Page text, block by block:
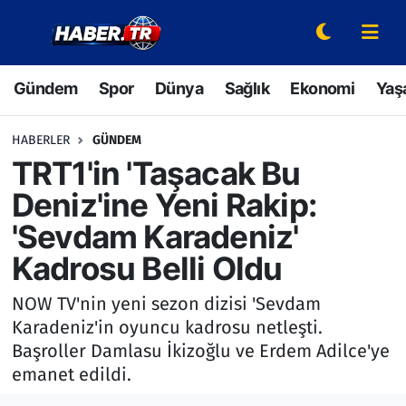
Gündem Spor Dünya Sağlık Ekonomi
HABERLER GÜNDEM
TRT1'in 'Taşacak Bu
Deniz'ine Yeni Rakip:
'Sevdam Karadeniz'
Kadrosu Belli Oldu
NOW TV'nin yeni sezon dizisi 'Sevdam
Karadeniz'in oyuncu kadrosu netleşti.
Başroller Damlasu İkizoğlu ve Erdem Adilce'ye
emanet edildi.
Gündem
Spor
Dünya
Sağlık
Ekonomi
Yaşam
Hava Durumu
Hava Durumu
Trafik Durumu
Süper Lig Puan Durumu ve Fikstür
Tüm Manşetler
Son Dakika Haberleri
Haber Arşivi